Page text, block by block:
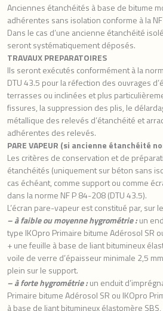
Anciennes étanchéités à base de bitume
adhérentes sans isolation conforme à la NF
Dans le cas d’une ancienne étanchéité
seront systématiquement déposés.
TRAVAUX PREPARATOIRES
Ils seront exécutés conformément à la
DTU 43.5 pour la réfection des ouvrages
terrasses ou inclinées et plus
fissures, la suppression des plis, le
métallique des relevés d’étanchéité et
adhérentes des relevés.
PARE VAPEUR (si ancienne étanchéité
Les critères de conservation et de
étanchéités (uniquement sur béton sans
cas échéant, comme support ou comme
dans la norme NF P 84-208 (DTU 43.5).
L’écran pare-vapeur est constitué par, sur
– à faible ou moyenne hygrométrie :un
type IKOpro Primaire bitume Adérosol SR
+ une feuille à base de liant bitumineux
voile de verre d’épaisseur minimale 2,5
plein sur le support.
– à forte hygrométrie :un enduit
Primaire bitume Adérosol SR ou IKOpro
à base de liant bitumineux élastomère